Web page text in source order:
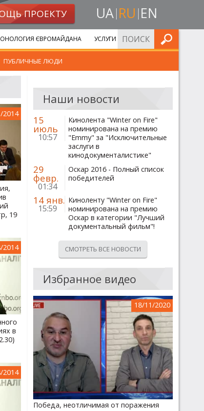
ПРОЕКТУ UA RU EN
ПУБЛИЧНЫЕ ЛЮДИ
ЄВРОМАЙДАНА УСЛУГИ ИСКАТЬ
2014
19
2014
в
2014
Наши новости
15
июль
10:57
Кинолента "Winter on Fire"
номинирована на премию
"Emmy" за "Исключительные
заслуги в
кинодокументалистике"
29
февр.
01:34
Оскар 2016 - Полный список
победителей
14 янв.
15:59
Киноленту "Winter on Fire"
номинирована на премию
Оскар в категории "Лучший
документальный фильм"!
СМОТРЕТЬ ВСЕ НОВОСТИ
Избранное видео
18/11/2020
Победа, неотличимая от поражения